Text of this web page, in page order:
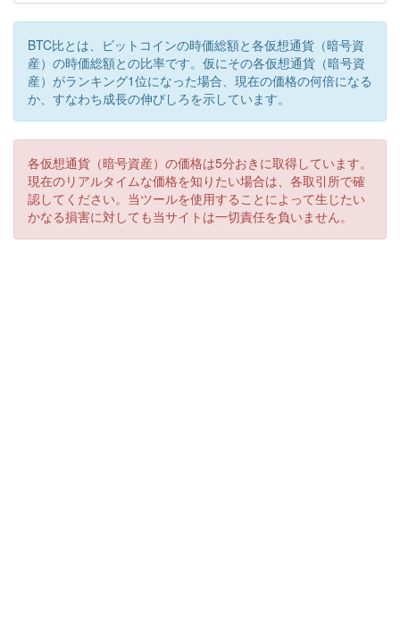
BTC比とは、ビットコインの時価総額と各仮想通貨（暗号資
産）の時価総額との比率です。仮にその各仮想通貨（暗号資
産）がランキング1位になった場合、現在の価格の何倍になる
か、すなわち成長の伸びしろを示しています。
各仮想通貨（暗号資産）の価格は5分おきに取得しています。
現在のリアルタイムな価格を知りたい場合は、各取引所で確
認してください。当ツールを使用することによって生じたい
かなる損害に対しても当サイトは一切責任を負いません。